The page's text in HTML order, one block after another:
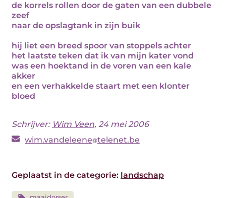
de korrels rollen door de gaten van een dubbele
zeef
naar de opslagtank in zijn buik
hij liet een breed spoor van stoppels achter
het laatste teken dat ik van mijn kater vond
was een hoektand in de voren van een kale
akker
en een verhakkelde staart met een klonter
bloed
Schrijver: Wim Veen, 24 mei 2006
wim.vandeleene telenet.be
Geplaatst in de categorie: landschap